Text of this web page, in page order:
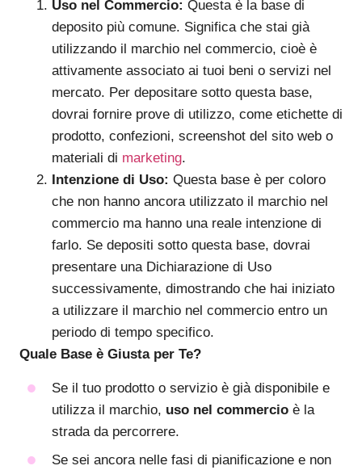
Uso nel Commercio: Questa è la base di
deposito più comune. Significa che stai già
utilizzando il marchio nel commercio, cioè è
attivamente associato ai tuoi beni o servizi nel
mercato. Per depositare sotto questa base,
dovrai fornire prove di utilizzo, come etichette di
prodotto, confezioni, screenshot del sito web o
materiali di marketing.
Intenzione di Uso: Questa base è per coloro
che non hanno ancora utilizzato il marchio nel
commercio ma hanno una reale intenzione di
farlo. Se depositi sotto questa base, dovrai
presentare una Dichiarazione di Uso
successivamente, dimostrando che hai iniziato
a utilizzare il marchio nel commercio entro un
periodo di tempo specifico.
Quale Base è Giusta per Te?
Se il tuo prodotto o servizio è già disponibile e
utilizza il marchio, uso nel commercio è la
strada da percorrere.
Se sei ancora nelle fasi di pianificazione e non